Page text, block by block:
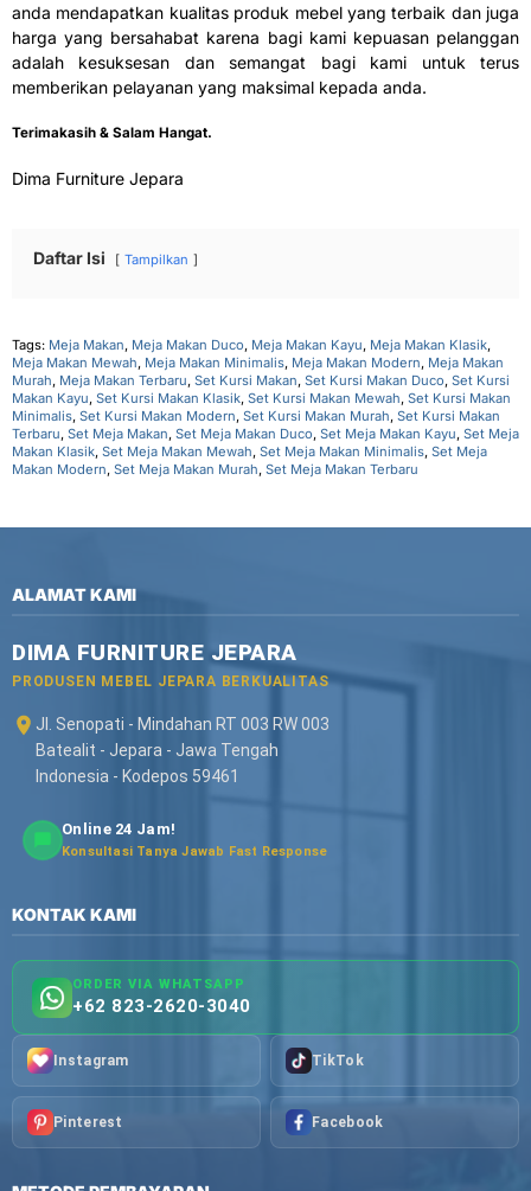
anda mendapatkan kualitas produk mebel yang terbaik dan juga
harga yang bersahabat karena bagi kami kepuasan pelanggan
adalah kesuksesan dan semangat bagi kami untuk terus
memberikan pelayanan yang maksimal kepada anda.
Terimakasih & Salam Hangat.
Dima Furniture Jepara
Daftar Isi Tampilkan
Tags: Meja Makan, Meja Makan Duco, Meja Makan Kayu, Meja Makan Klasik,
Meja Makan Mewah, Meja Makan Minimalis, Meja Makan Modern, Meja Makan
Murah, Meja Makan Terbaru, Set Kursi Makan, Set Kursi Makan Duco, Set Kursi
Makan Kayu, Set Kursi Makan Klasik, Set Kursi Makan Mewah, Set Kursi Makan
Minimalis, Set Kursi Makan Modern, Set Kursi Makan Murah, Set Kursi Makan
Terbaru, Set Meja Makan, Set Meja Makan Duco, Set Meja Makan Kayu, Set Meja
Makan Klasik, Set Meja Makan Mewah, Set Meja Makan Minimalis, Set Meja
Makan Modern, Set Meja Makan Murah, Set Meja Makan Terbaru
ALAMAT KAMI
DIMA FURNITURE JEPARA
PRODUSEN MEBEL JEPARA BERKUALITAS
Jl. Senopati - Mindahan RT 003 RW 003
Batealit - Jepara - Jawa Tengah
Indonesia - Kodepos 59461
Online 24 Jam!
Konsultasi Tanya Jawab Fast Response
KONTAK KAMI
ORDER VIA WHATSAPP
+62 823-2620-3040
Instagram TikTok
Pinterest Facebook